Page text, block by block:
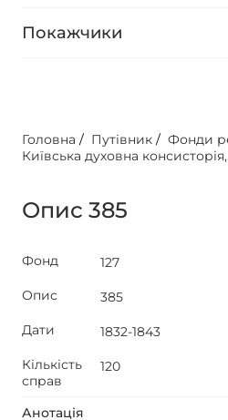
Покажчики
Головна / Путівник / Фонди
Київська духовна
Опис 385
Фонд
127
Опис
385
Дати
1832-1843
Кількість
справ
120
Анотація